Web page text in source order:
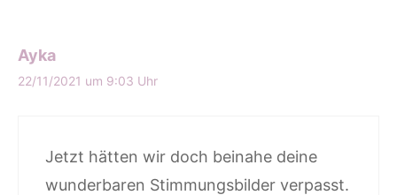
Ayka
22/11/2021 um 9:03 Uhr
Jetzt hätten wir doch beinahe deine
wunderbaren Stimmungsbilder verpasst.